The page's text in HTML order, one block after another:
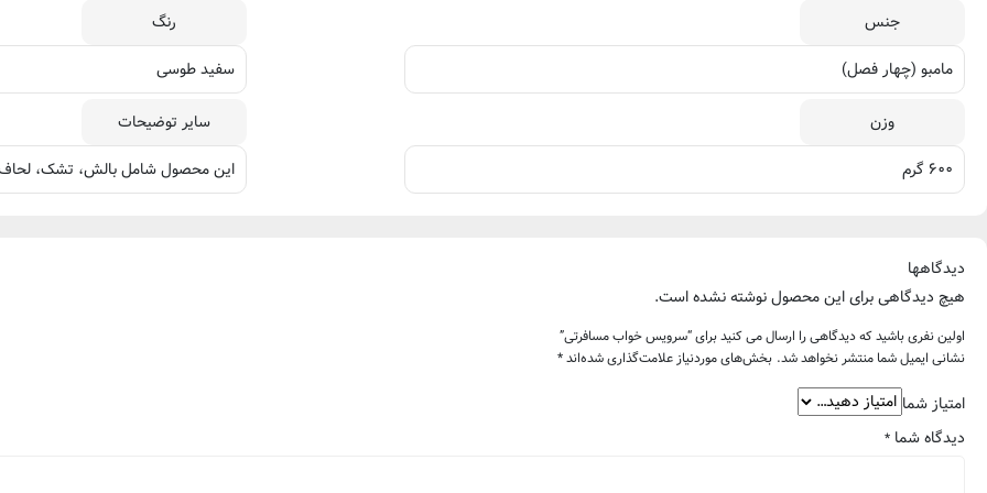
جنس
مامبو (چهار فصل)
رنگ
سفید طوسی
وزن
۶۰۰ گرم
سایر توضیحات
این محصول شامل بالش، تشک،
دیدگاهها
هیچ دیدگاهی برای این محصول نوشته نشده است.
اولین نفری باشید که دیدگاهی را ارسال می کنید برای “سرویس خواب مسافرتی”
نشانی ایمیل شما منتشر نخواهد شد. بخش‌های موردنیاز علامت‌گذاری شده‌اند*
امتیاز شما
دیدگاه شما *